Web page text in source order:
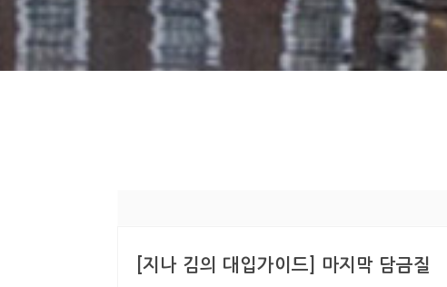
[지나 김의 대입가이드] 마지막 담금질